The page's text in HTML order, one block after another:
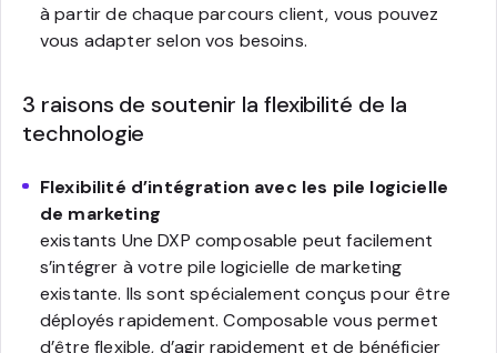
à partir de chaque parcours client, vous pouvez
vous adapter selon vos besoins.
3 raisons de soutenir la flexibilité de la
technologie
Flexibilité d’intégration avec les pile logicielle
de marketing
existants Une DXP composable peut facilement
s’intégrer à votre pile logicielle de marketing
existante. Ils sont spécialement conçus pour être
déployés rapidement. Composable vous permet
d’être flexible, d’agir rapidement et de bénéficier